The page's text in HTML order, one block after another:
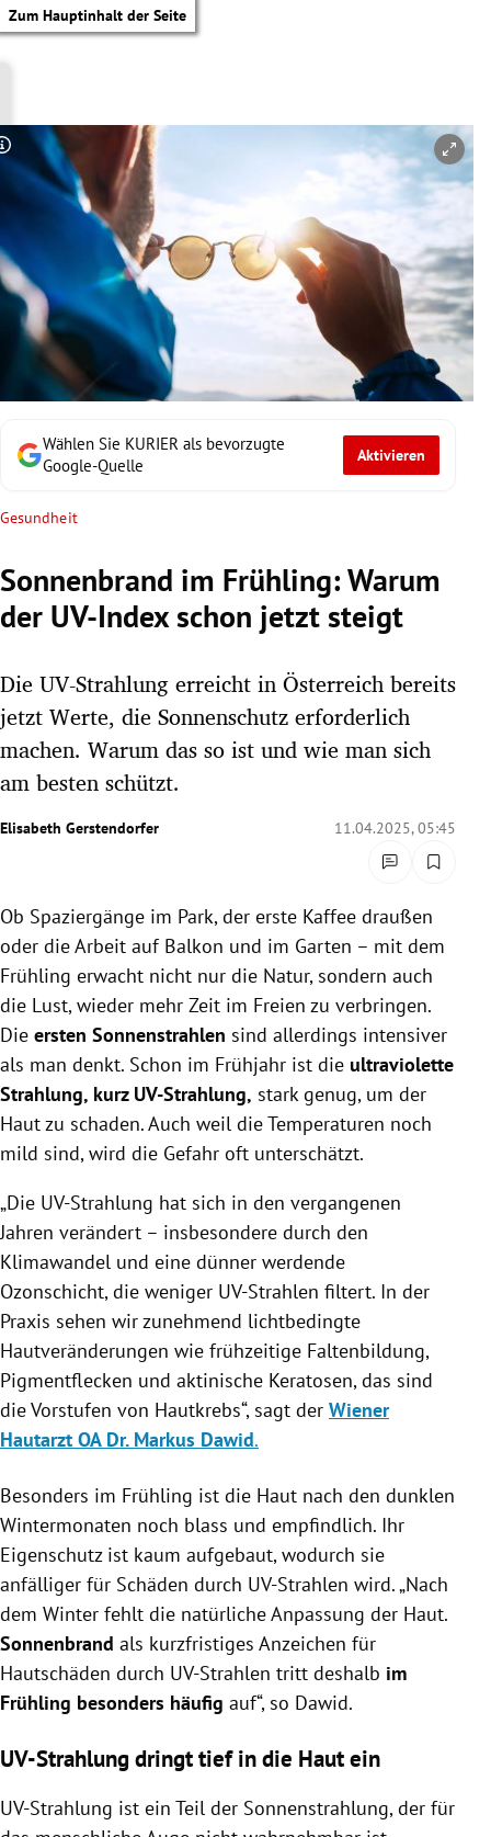
Zum Hauptinhalt der Seite
Untermenü
Untermenü
Untermenü
Untermenü
Untermenü
Untermenü
Untermenü
Untermenü
Untermenü
Wählen Sie KURIER als bevorzugte
Google-Quelle
Aktivieren
Gesundheit
Sonnenbrand im Frühling: Warum
der UV-Index schon jetzt steigt
Die UV-Strahlung erreicht in Österreich bereits
jetzt Werte, die Sonnenschutz erforderlich
machen. Warum das so ist und wie man sich
am besten schützt.
Elisabeth Gerstendorfer 11.04.2025, 05:45
Copyright-Hinweis öffnen/schließen
Ob Spaziergänge im Park, der erste Kaffee draußen
oder die Arbeit auf Balkon und im Garten – mit dem
Frühling erwacht nicht nur die Natur, sondern auch
die Lust, wieder mehr Zeit im Freien zu verbringen.
Die ersten Sonnenstrahlen sind allerdings intensiver
als man denkt. Schon im Frühjahr ist die ultraviolette
Strahlung, kurz UV-Strahlung, stark genug, um der
Haut zu schaden. Auch weil die Temperaturen noch
mild sind, wird die Gefahr oft unterschätzt.
„Die UV-Strahlung hat sich in den vergangenen
Jahren verändert – insbesondere durch den
Klimawandel und eine dünner werdende
Ozonschicht, die weniger UV-Strahlen filtert. In der
Praxis sehen wir zunehmend lichtbedingte
Hautveränderungen wie frühzeitige Faltenbildung,
Pigmentflecken und aktinische Keratosen, das sind
die Vorstufen von Hautkrebs“, sagt der Wiener
Hautarzt OA Dr. Markus Dawid.
Besonders im Frühling ist die Haut nach den dunklen
Wintermonaten noch blass und empfindlich. Ihr
Eigenschutz ist kaum aufgebaut, wodurch sie
anfälliger für Schäden durch UV-Strahlen wird. „Nach
dem Winter fehlt die natürliche Anpassung der Haut.
Sonnenbrand als kurzfristiges Anzeichen für
Hautschäden durch UV-Strahlen tritt deshalb im
Frühling besonders häufig auf“, so Dawid.
UV-Strahlung dringt tief in die Haut ein
UV-Strahlung ist ein Teil der Sonnenstrahlung, der für